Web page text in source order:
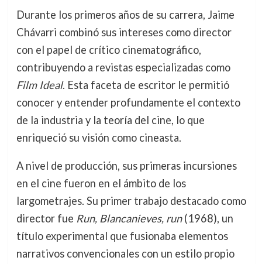
Durante los primeros años de su carrera, Jaime
Chávarri combinó sus intereses como director
con el papel de crítico cinematográfico,
contribuyendo a revistas especializadas como
Film Ideal. Esta faceta de escritor le permitió
conocer y entender profundamente el contexto
de la industria y la teoría del cine, lo que
enriqueció su visión como cineasta.
A nivel de producción, sus primeras incursiones
en el cine fueron en el ámbito de los
largometrajes. Su primer trabajo destacado como
director fue Run, Blancanieves, run(1968), un
título experimental que fusionaba elementos
narrativos convencionales con un estilo propio